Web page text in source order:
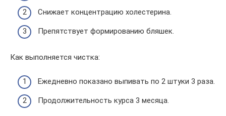
Снижает концентрацию холестерина.
Препятствует формированию бляшек.
Как выполняется чистка:
Ежедневно показано выпивать по 2 штуки 3 раза.
Продолжительность курса 3 месяца.